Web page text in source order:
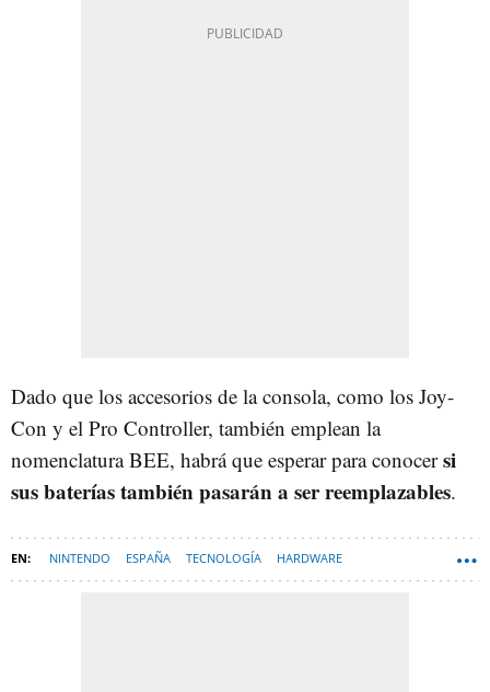
Dado que los accesorios de la consola, como los Joy-
Con y el Pro Controller, también emplean la
nomenclatura BEE, habrá que esperar para conocersi
sus baterías también pasarán a ser reemplazables.
NINTENDO ESPAÑA TECNOLOGÍA HARDWARE